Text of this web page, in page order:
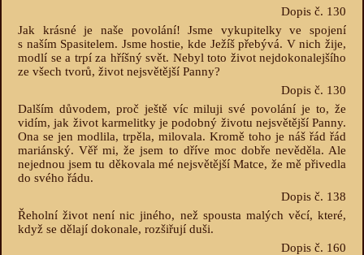
Dopis č. 130
Jak krásné je naše povolání! Jsme vykupitelky ve spojení
s naším Spasitelem. Jsme hostie, kde Ježíš přebývá. V nich žije,
modlí se a trpí za hříšný svět. Nebyl toto život nejdokonalejšího
ze všech tvorů, život nejsvětější Panny?
Dopis č. 130
Dalším důvodem, proč ještě víc miluji své povolání je to, že
vidím, jak život karmelitky je podobný životu nejsvětější Panny.
Ona se jen modlila, trpěla, milovala. Kromě toho je náš řád řád
mariánský. Věř mi, že jsem to dříve moc dobře nevěděla. Ale
nejednou jsem tu děkovala mé nejsvětější Matce, že mě přivedla
do svého řádu.
Dopis č. 138
Řeholní život není nic jiného, než spousta malých věcí, které,
když se dělají dokonale, rozšiřují duši.
Dopis č. 160